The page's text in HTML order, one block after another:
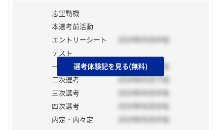
志望動機
本選考前活動
エントリーシート
2024年05月中旬
テスト
一次選考
2024年05月下旬
二次選考
2024年05月下旬
三次選考
2024年06月中旬
四次選考
2024年06月中旬
内定・内々定
2024年06月中旬
選考体験記を見る(無料)